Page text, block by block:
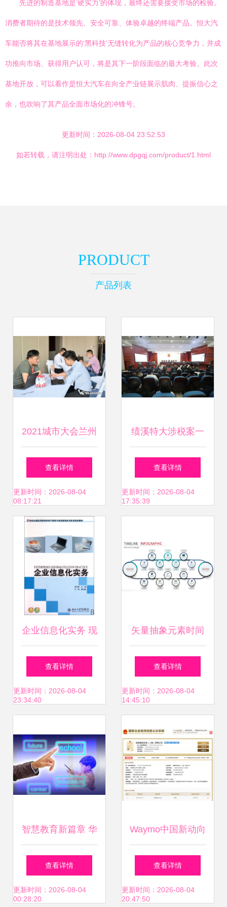
先进的制造基地是‘硬实力’的体现，最终还需要接受市场的检验。
消费者期待的是技术领先、安全可靠、体验卓越的终端产品。恒大汽
车能否将其在基地展示的‘黑科技’无缝转化为产品的核心竞争力，并成
功推向市场、获得用户认可，将是其下一阶段面临的最大考验。此次
基地开放，可以看作是恒大汽车在向全产业链展示肌肉、提振信心之
余，也吹响了其产品全面市场化的冲锋号。
更新时间：2026-08-04 23:52:53
如若转载，请注明出处：http://www.dpgqj.com/product/1.html
PRODUCT
产品列表
2021城市大会兰州
站 商务信息咨询与
区域发展的新机遇
查看详情
更新时间：2026-08-04
08:17:21
绩溪特大涉税案一
审宣判 39人虚开增
值税发票近亿元获
查看详情
更新时间：2026-08-04
17:35:39
企业信息化实务 现
代管理变革与数字
化转型的实践指南
查看详情
更新时间：2026-08-04
23:34:40
矢量抽象元素时间
线 商务设计与咨询
的信息视觉化革命
查看详情
更新时间：2026-08-04
14:45:10
智慧教育新篇章 华
硕商用电脑亮相国
际教育信息化创新
查看详情
更新时间：2026-08-04
00:28:20
Waymo中国新动向
独资公司落地上
海，自动驾驶商业
查看详情
更新时间：2026-08-04
20:47:50